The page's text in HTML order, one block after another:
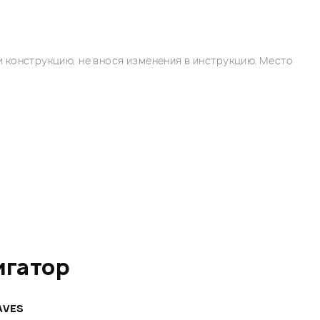
не внося изменения в инструкцию. Место